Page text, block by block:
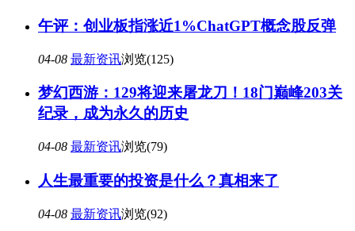
午评：创业板指涨近1%ChatGPT概念股反弹
04-08 最新资讯浏览(125)
梦幻西游：129将迎来屠龙刀！18门巅峰203关
纪录，成为永久的历史
04-08 最新资讯浏览(79)
人生最重要的投资是什么？真相来了
04-08 最新资讯浏览(92)